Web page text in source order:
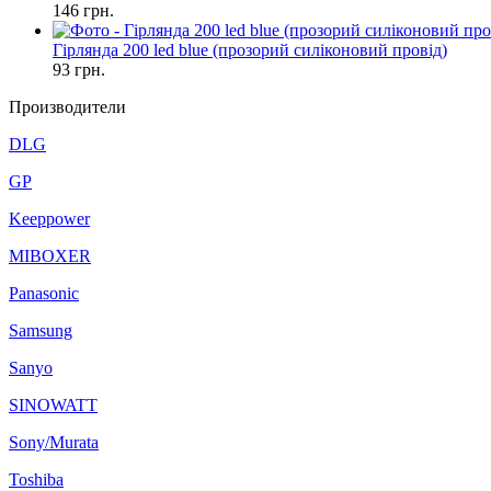
146 грн.
Гірлянда 200 led blue (прозорий силіконовий провід)
93 грн.
Производители
DLG
GP
Keeppower
MIBOXER
Panasonic
Samsung
Sanyo
SINOWATT
Sony/Murata
Toshiba